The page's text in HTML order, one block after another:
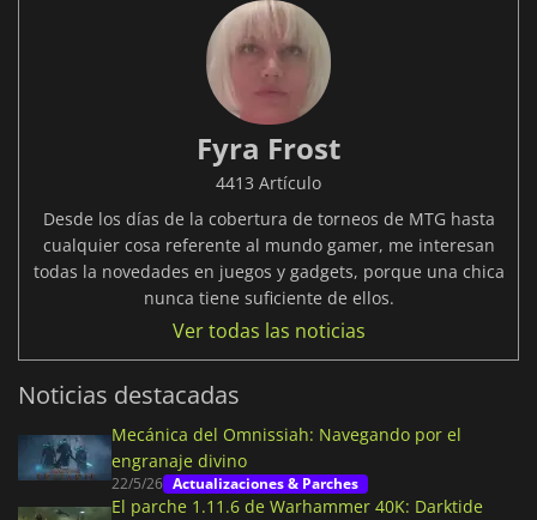
Fyra Frost
4413 Artículo
Desde los días de la cobertura de torneos de MTG hasta
cualquier cosa referente al mundo gamer, me interesan
todas la novedades en juegos y gadgets, porque una chica
nunca tiene suficiente de ellos.
Ver todas las noticias
Noticias destacadas
Mecánica del Omnissiah: Navegando por el
engranaje divino
22/5/26 Actualizaciones & Parches
El parche 1.11.6 de Warhammer 40K: Darktide